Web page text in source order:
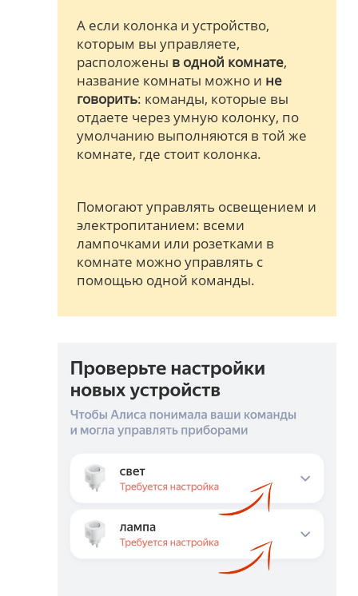
А если колонка и устройство,
которым вы управляете,
расположены в одной комнате,
название комнаты можно и не
говорить: команды, которые вы
отдаете через умную колонку, по
умолчанию выполняются в той же
комнате, где стоит колонка.
Помогают управлять освещением и
электропитанием: всеми
лампочками или розетками в
комнате можно управлять с
помощью одной команды.